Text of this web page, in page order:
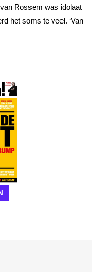
Rossem was idolaat
het soms te veel. ‘Van